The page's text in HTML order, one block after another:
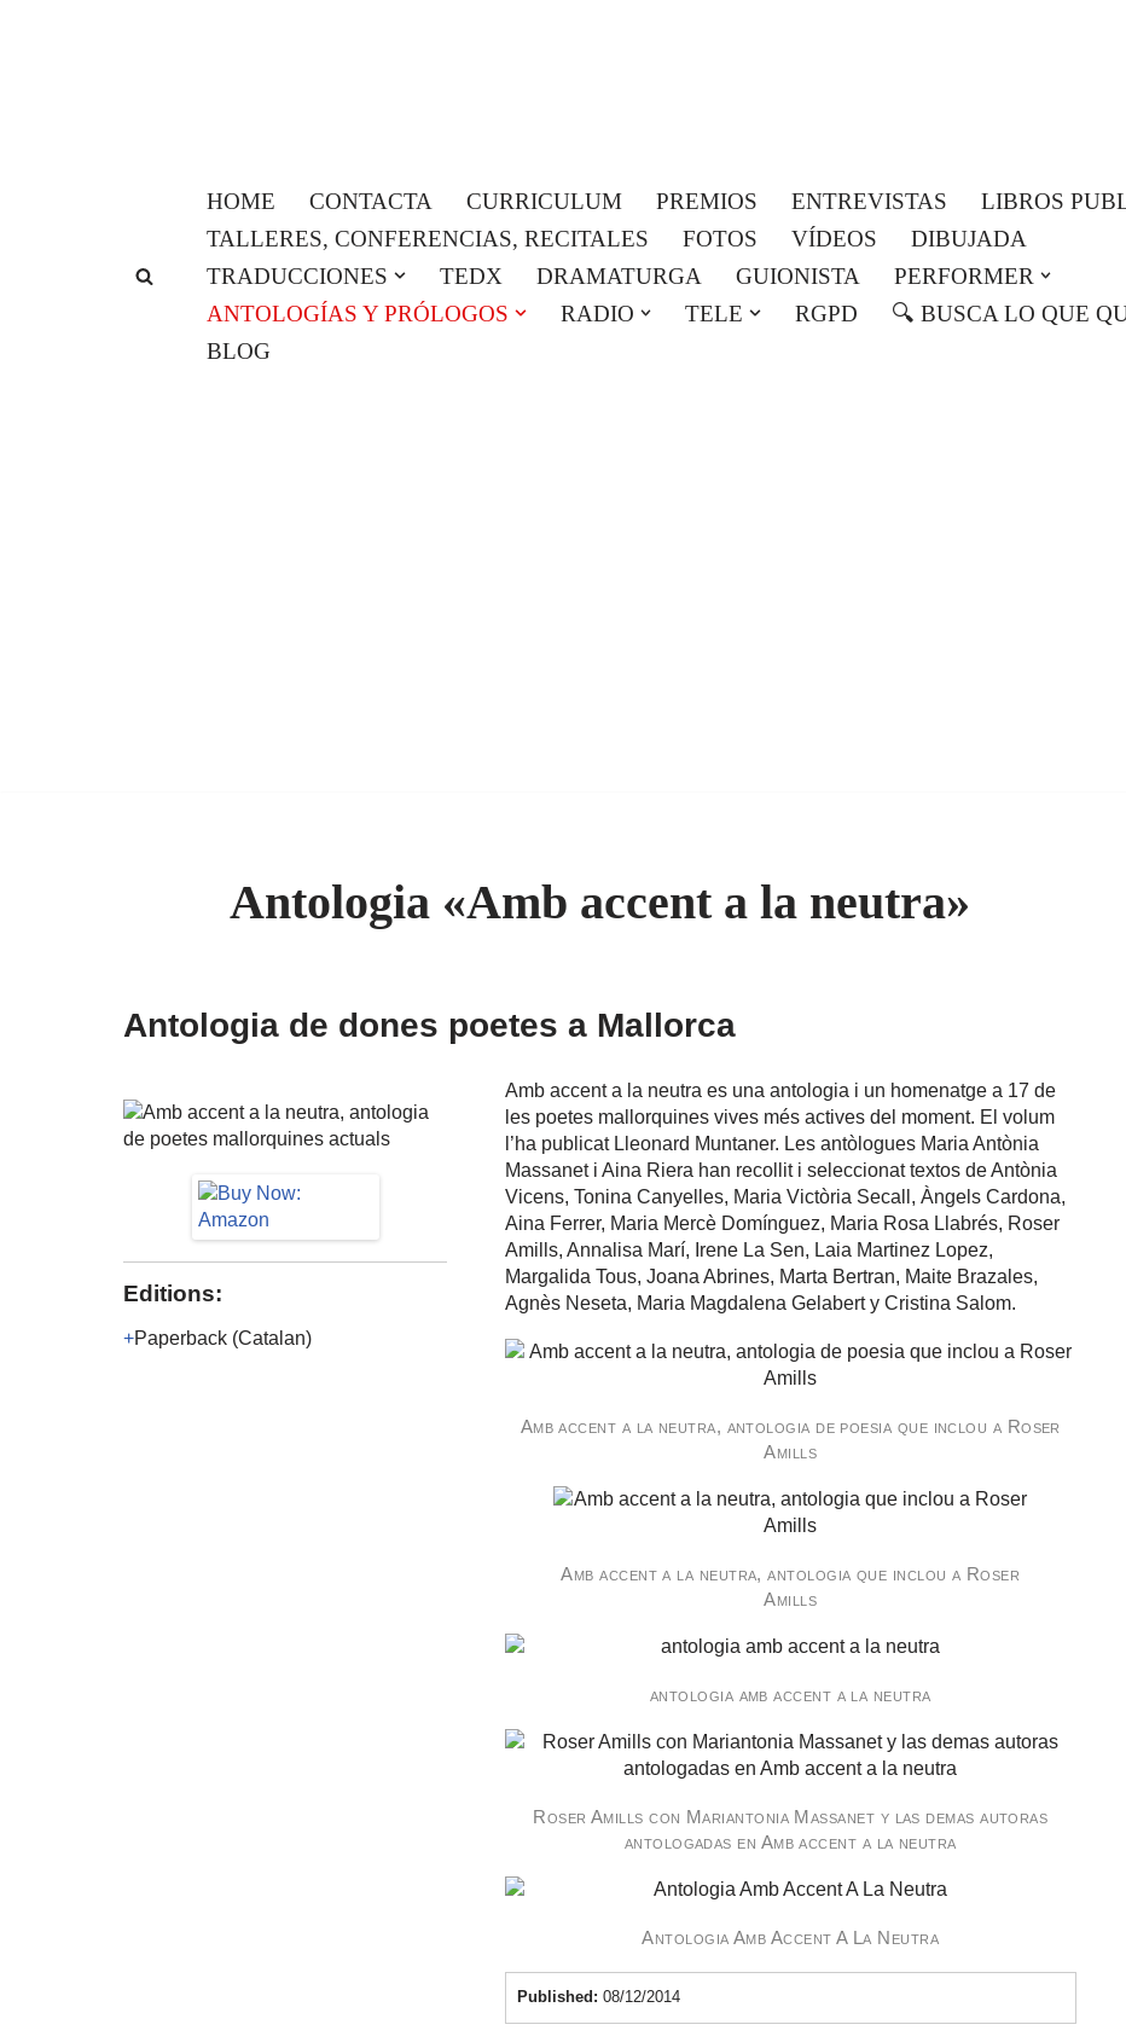
HOME CONTACTA CURRICULUM PREMIOS ENTREVISTAS
LIBROS
TALLERES, CONFERENCIAS, RECITALES
FOTOS VÍDEOS
DIBUJADA
TRADUCCIONES
TEDX DRAMATURGA GUIONISTA
PERFORMER
ANTOLOGÍAS Y PRÓLOGOS
RADIO TELE RGPD
🔍 BUSCA LO QUE
BLOG
Antologia «Amb accent a la neutra»
Antologia de dones poetes a Mallorca
Editions:
Paperback (Catalan)
Amb accent a la neutra es una antologia i un homenatge a 17 de
les poetes mallorquines vives més actives del moment. El volum
l’ha publicat Lleonard Muntaner. Les antòlogues Maria Antònia
Massanet i Aina Riera han recollit i seleccionat textos de Antònia
Vicens, Tonina Canyelles, Maria Victòria Secall, Àngels Cardona,
Aina Ferrer, Maria Mercè Domínguez, Maria Rosa Llabrés, Roser
Amills, Annalisa Marí, Irene La Sen, Laia Martinez Lopez,
Margalida Tous, Joana Abrines, Marta Bertran, Maite Brazales,
Agnès Neseta, Maria Magdalena Gelabert y Cristina Salom.
Amb accent a la neutra, antologia de poesia que inclou a Roser
Amills
Amb accent a la neutra, antologia que inclou a Roser
Amills
antologia amb accent a la neutra
Roser Amills con Mariantonia Massanet y las demas autoras
antologadas en Amb accent a la neutra
Antologia Amb Accent A La Neutra
Published: 08/12/2014